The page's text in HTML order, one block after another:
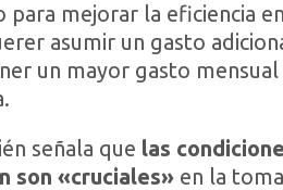
para mejorar la eficiencia
asumir un gasto
un mayor gasto mensual
señala que las
son «cruciales» en la